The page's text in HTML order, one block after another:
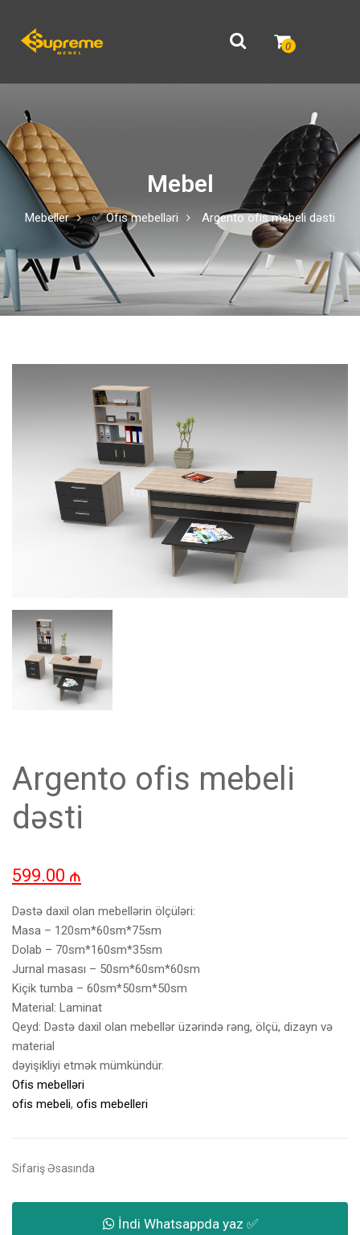
0
Mebel
Mebeller ✅ Ofis mebelləri Argento ofis mebeli dəsti
Argento ofis mebeli
dəsti
599.00 ₼
Dəstə daxil olan mebellərin ölçüləri:
Masa – 120sm*60sm*75sm
Dolab – 70sm*160sm*35sm
Jurnal masası – 50sm*60sm*60sm
Kiçik tumba – 60sm*50sm*50sm
Material: Laminat
Qeyd: Dəstə daxil olan mebellər üzərində rəng, ölçü, dizayn və
material
dəyişikliyi etmək mümkündür.
Ofis mebelləri
ofis mebeli, ofis mebelleri
Sifariş Əsasında
İndi Whatsappda yaz ✅